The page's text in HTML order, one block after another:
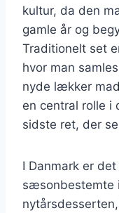
kultur, da den
gamle år og
Traditionelt set
hvor man
nyde lækker
en central rolle i
sidste ret, der
I Danmark er
sæsonbestemte